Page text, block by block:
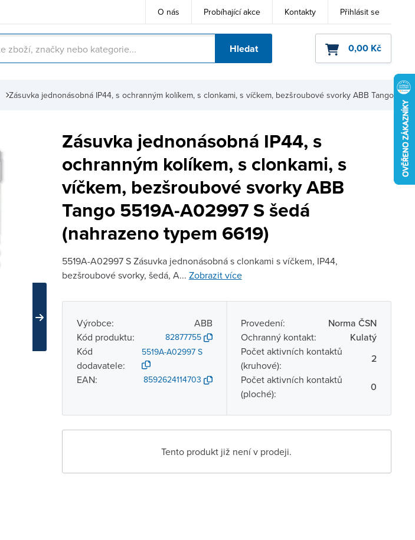
O nás Probíhající akce Kontakty Přihlásit se
Hledat 0,00 Kč
Zásuvka jednonásobná IP44, s ochranným kolíkem, s clonkami, s víčkem, bezšroubové svorky ABB Tango 5
Zásuvka jednonásobná IP44, s
ochranným kolíkem, s clonkami, s
víčkem, bezšroubové svorky ABB
Tango 5519A-A02997 S šedá
(nahrazeno typem 6619)
5519A-A02997 S Zásuvka jednonásobná s clonkami s víčkem, IP44,
bezšroubové svorky, šedá, A... Zobrazit více
Výrobce:
ABB
Kód produktu:
82877755
Kód
dodavatele:
5519A-A02997 S
EAN: 8592624114703
Provedení:
Norma ČSN
Ochranný kontakt:
Kulatý
Počet aktivních kontaktů
(kruhové):
2
Počet aktivních kontaktů
(ploché):
0
Tento produkt již není v prodeji.